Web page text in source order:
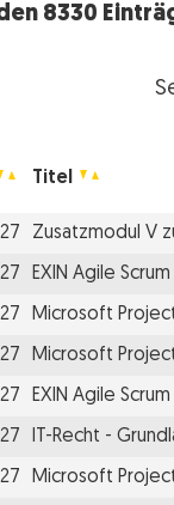
8330
Titel
Zusatzmodul V
EXIN Agile
Microsoft
Microsoft
EXIN Agile
IT-Recht -
Microsoft